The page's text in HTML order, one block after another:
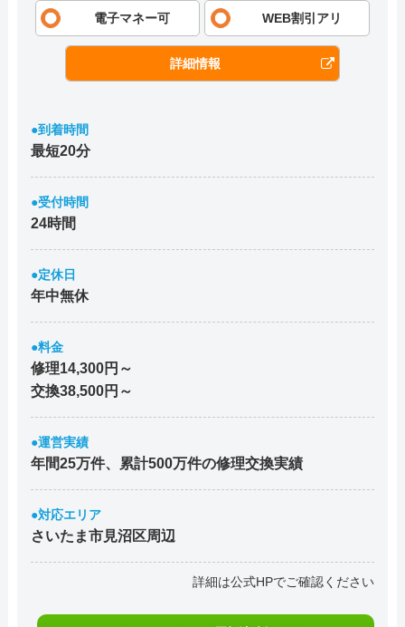
電子マネー可 WEB割引アリ
詳細情報
●到着時間
最短20分
●受付時間
24時間
●定休日
年中無休
●料金
修理14,300円～
交換38,500円～
●運営実績
年間25万件、累計500万件の修理交換実績
●対応エリア
さいたま市見沼区周辺
詳細は公式HPでご確認ください